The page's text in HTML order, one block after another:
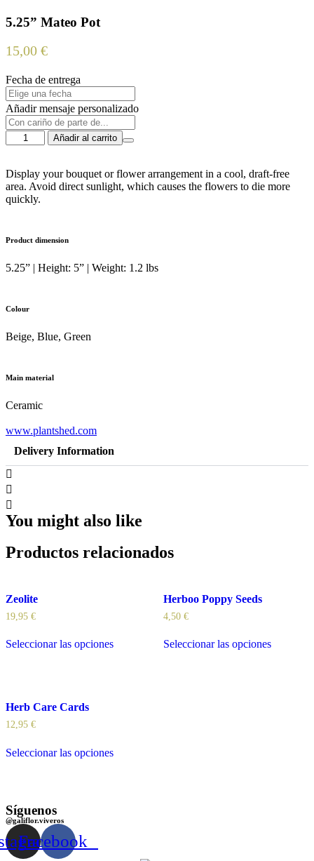
5.25” Mateo Pot
15,00 €
Fecha de entrega
Añadir mensaje personalizado
5.25''
Mateo
cantidad
Añadir al carrito
Display your bouquet or flower arrangement in a cool, draft-free
area. Avoid direct sunlight, which causes the flowers to die more
quickly.
Product dimension
5.25” | Height: 5” | Weight: 1.2 lbs
Colour
Beige, Blue, Green
Main material
Ceramic
www.plantshed.com
Delivery Information
You might also like
Productos relacionados
Zeolite
19,95 €
Seleccionar las opciones
Herboo Poppy Seeds
4,50 €
Seleccionar las opciones
Herb Care Cards
12,95 €
Seleccionar las opciones
Síguenos
@galiflor.viveros
Facebook